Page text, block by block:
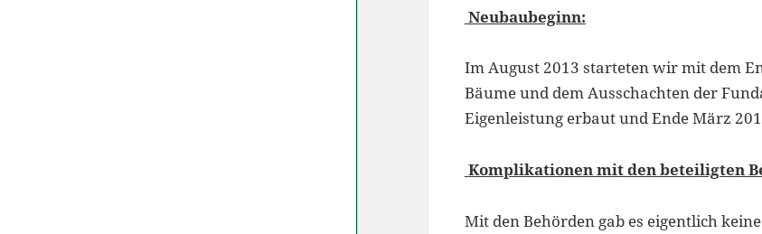
Neubaubeginn:
Im August 2013 starteten wir mit dem
Bäume und dem Ausschachten der
Eigenleistung erbaut und Ende März
Komplikationen mit den beteiligten
Mit den Behörden gab es eigentlich